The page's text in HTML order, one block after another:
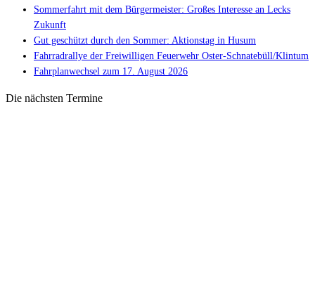
Sommerfahrt mit dem Bürgermeister: Großes Interesse an Lecks
Zukunft
Gut geschützt durch den Sommer: Aktionstag in Husum
Fahrradrallye der Freiwilligen Feuerwehr Oster-Schnatebüll/Klintum
Fahrplanwechsel zum 17. August 2026
Die nächsten Termine